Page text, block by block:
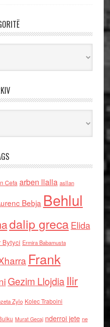
Cefa arben llalla asllan
Bebja Behlul
dalip grecaElida
Bytyci Ermira Babamusta
Frank
Gezim Llojdia Ilir
Zylo Kolec Traboini
Murat Gecaj nderroi jete ne